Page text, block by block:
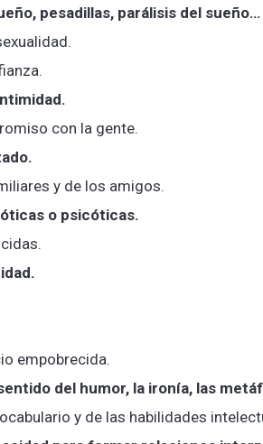
pesadillas, parálisis del sueño…
con la gente.
y de los amigos.
o psicóticas.
empobrecida.
del humor, la ironía, las
y de las habilidades